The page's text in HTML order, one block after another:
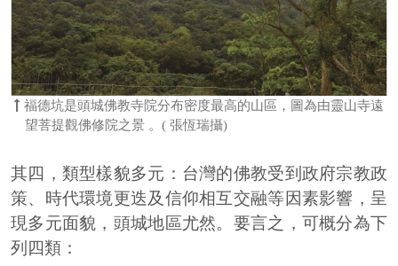
福德坑是頭城佛教寺院分布密度最高的山區，圖為由靈山寺遠
望菩提觀佛修院之景 。( 張恆瑞攝)
其四，類型樣貌多元：台灣的佛教受到政府宗教政
策、時代環境更迭及信仰相互交融等因素影響，呈
現多元面貌，頭城地區尤然。要言之，可概分為下
列四類：